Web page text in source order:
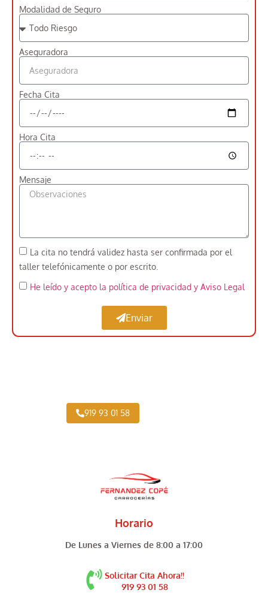
Modalidad de Seguro
Aseguradora
Fecha Cita
Hora Cita
Mensaje
La cita no tendrá validez hasta ser confirmada por el
taller telefónicamente o por escrito.
He leído y acepto la política de privacidad y Aviso Legal
Enviar
919 93 01 58
Horario
De Lunes a Viernes de 8:00 a 17:00
Solicitar Cita Ahora!!
919 93 01 58